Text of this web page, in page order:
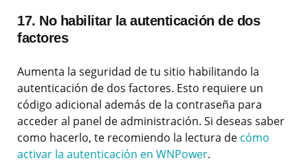
17. No habilitar la autenticación de dos
factores
Aumenta la seguridad de tu sitio habilitando la
autenticación de dos factores. Esto requiere un
código adicional además de la contraseña para
acceder al panel de administración. Si deseas saber
como hacerlo, te recomiendo la lectura de cómo
activar la autenticación en WNPower.